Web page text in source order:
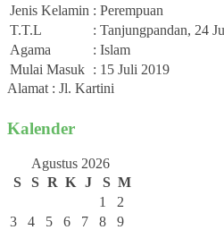
Jenis Kelamin : Perempuan
T.T.L
: Tanjungpandan, 24
Agama
: Islam
Mulai Masuk : 15 Juli 2019
Alamat : Jl. Kartini
Kalender
Agustus 2026
S
S R K J S M
1
2
3
4 5 6 7 8
9